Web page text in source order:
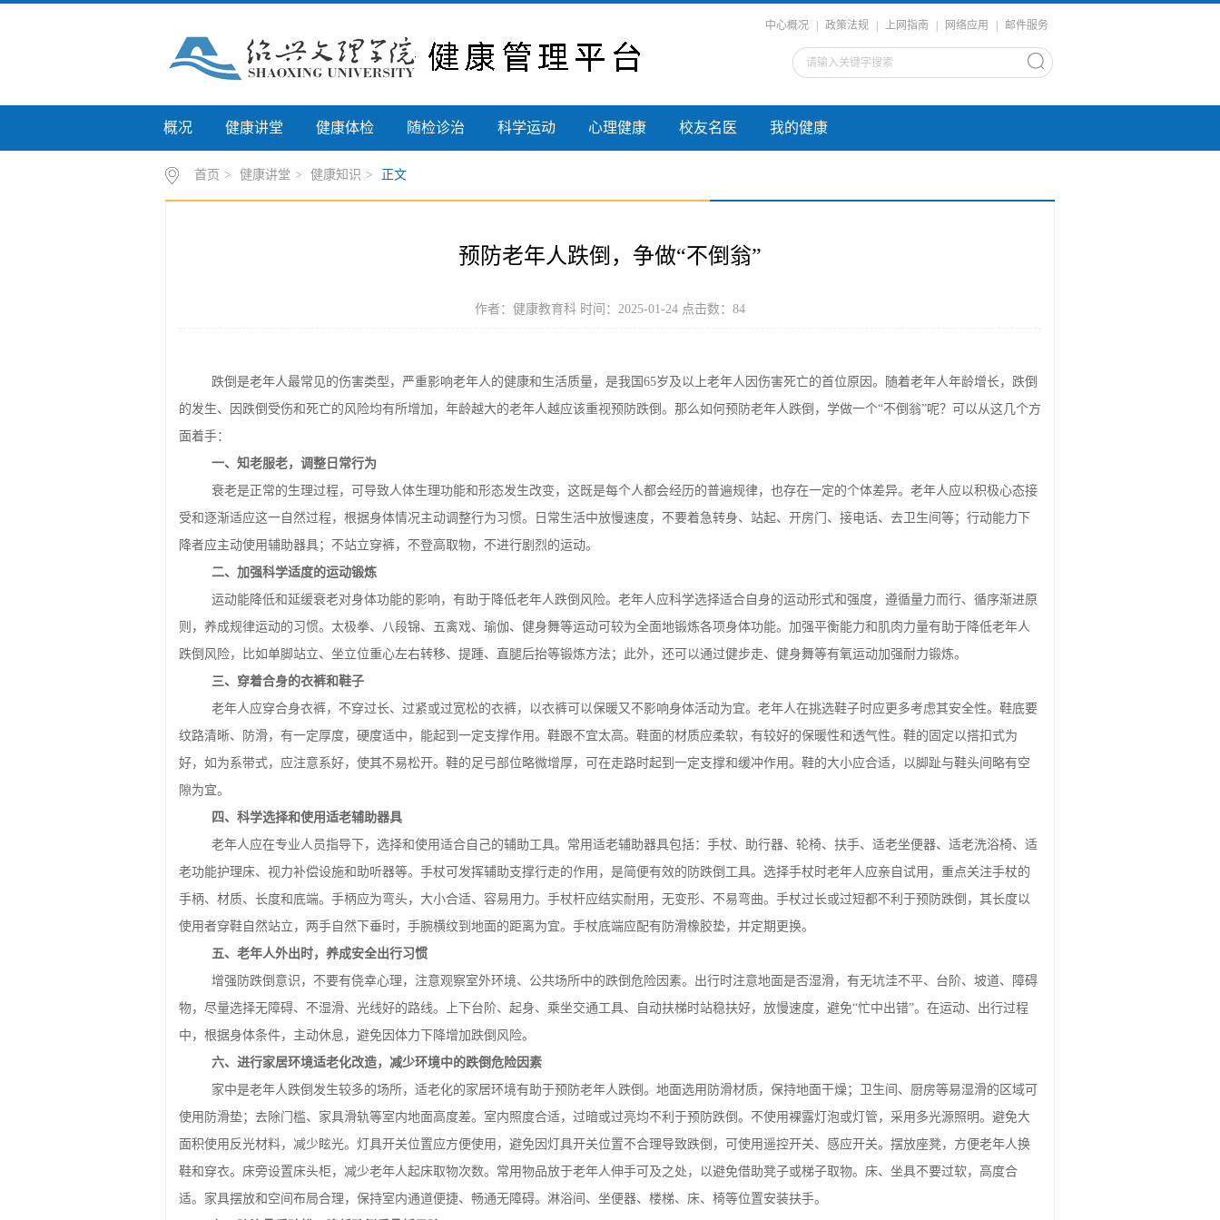
中心概况 政策法规 上网指南 网络应用 邮件服务
概况 健康讲堂 健康体检 随检诊治 科学运动 心理健康 校友名医 我的健康
首页 > 健康讲堂 > 健康知识 > 正文
预防老年人跌倒，争做“不倒翁”
作者：健康教育科 时间：2025-01-24 点击数： 84
跌倒是老年人最常见的伤害类型，严重影响老年人的健康和生活质量，是我国65岁及以上老年人因伤害死亡的首位原因。随着老年人年龄增长，跌倒
的发生、因跌倒受伤和死亡的风险均有所增加，年龄越大的老年人越应该重视预防跌倒。那么如何预防老年人跌倒，学做一个“不倒翁”呢？可以从这几个方
面着手：
一、知老服老，调整日常行为
衰老是正常的生理过程，可导致人体生理功能和形态发生改变，这既是每个人都会经历的普遍规律，也存在一定的个体差异。老年人应以积极心态接
受和逐渐适应这一自然过程，根据身体情况主动调整行为习惯。日常生活中放慢速度，不要着急转身、站起、开房门、接电话、去卫生间等；行动能力下
降者应主动使用辅助器具；不站立穿裤，不登高取物，不进行剧烈的运动。
二、加强科学适度的运动锻炼
运动能降低和延缓衰老对身体功能的影响，有助于降低老年人跌倒风险。老年人应科学选择适合自身的运动形式和强度，遵循量力而行、循序渐进原
则，养成规律运动的习惯。太极拳、八段锦、五禽戏、瑜伽、健身舞等运动可较为全面地锻炼各项身体功能。加强平衡能力和肌肉力量有助于降低老年人
跌倒风险，比如单脚站立、坐立位重心左右转移、提踵、直腿后抬等锻炼方法；此外，还可以通过健步走、健身舞等有氧运动加强耐力锻炼。
三、穿着合身的衣裤和鞋子
老年人应穿合身衣裤，不穿过长、过紧或过宽松的衣裤，以衣裤可以保暖又不影响身体活动为宜。老年人在挑选鞋子时应更多考虑其安全性。鞋底要
纹路清晰、防滑，有一定厚度，硬度适中，能起到一定支撑作用。鞋跟不宜太高。鞋面的材质应柔软，有较好的保暖性和透气性。鞋的固定以搭扣式为
好，如为系带式，应注意系好，使其不易松开。鞋的足弓部位略微增厚，可在走路时起到一定支撑和缓冲作用。鞋的大小应合适，以脚趾与鞋头间略有空
隙为宜。
四、科学选择和使用适老辅助器具
老年人应在专业人员指导下，选择和使用适合自己的辅助工具。常用适老辅助器具包括：手杖、助行器、轮椅、扶手、适老坐便器、适老洗浴椅、适
老功能护理床、视力补偿设施和助听器等。手杖可发挥辅助支撑行走的作用，是简便有效的防跌倒工具。选择手杖时老年人应亲自试用，重点关注手杖的
手柄、材质、长度和底端。手柄应为弯头，大小合适、容易用力。手杖杆应结实耐用，无变形、不易弯曲。手杖过长或过短都不利于预防跌倒，其长度以
使用者穿鞋自然站立，两手自然下垂时，手腕横纹到地面的距离为宜。手杖底端应配有防滑橡胶垫，并定期更换。
五、老年人外出时，养成安全出行习惯
增强防跌倒意识，不要有侥幸心理，注意观察室外环境、公共场所中的跌倒危险因素。出行时注意地面是否湿滑，有无坑洼不平、台阶、坡道、障碍
物，尽量选择无障碍、不湿滑、光线好的路线。上下台阶、起身、乘坐交通工具、自动扶梯时站稳扶好，放慢速度，避免“忙中出错”。在运动、出行过程
中，根据身体条件，主动休息，避免因体力下降增加跌倒风险。
六、进行家居环境适老化改造，减少环境中的跌倒危险因素
家中是老年人跌倒发生较多的场所，适老化的家居环境有助于预防老年人跌倒。地面选用防滑材质，保持地面干燥；卫生间、厨房等易湿滑的区域可
使用防滑垫；去除门槛、家具滑轨等室内地面高度差。室内照度合适，过暗或过亮均不利于预防跌倒。不使用裸露灯泡或灯管，采用多光源照明。避免大
面积使用反光材料，减少眩光。灯具开关位置应方便使用，避免因灯具开关位置不合理导致跌倒，可使用遥控开关、感应开关。摆放座凳，方便老年人换
鞋和穿衣。床旁设置床头柜，减少老年人起床取物次数。常用物品放于老年人伸手可及之处，以避免借助凳子或梯子取物。床、坐具不要过软，高度合
适。家具摆放和空间布局合理，保持室内通道便捷、畅通无障碍。淋浴间、坐便器、楼梯、床、椅等位置安装扶手。